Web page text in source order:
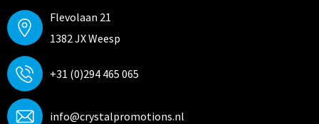
Flevolaan 21
1382 JX Weesp
+31 (0)294 465 065
info@crystalpromotions.nl